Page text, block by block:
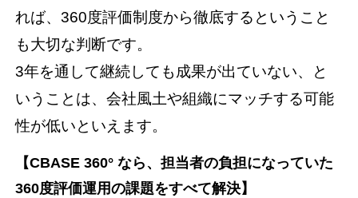
れば、360度評価制度から徹底するということ
も大切な判断です。
3年を通して継続しても成果が出ていない、と
いうことは、会社風土や組織にマッチする可能
性が低いといえます。
【CBASE 360° なら、担当者の負担になっていた
360度評価運用の課題をすべて解決】